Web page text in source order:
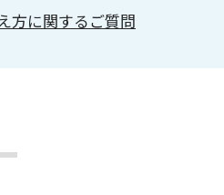
方に関するご質問